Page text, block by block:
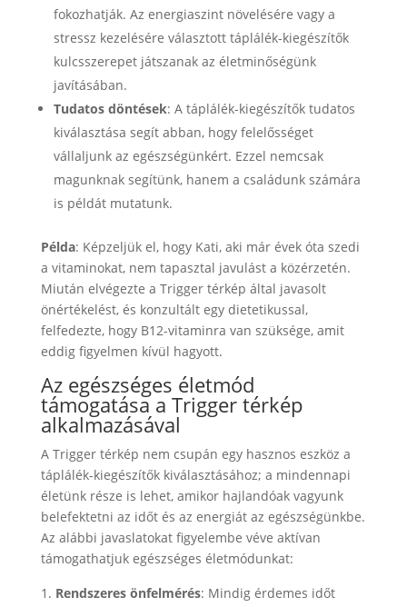
fokozhatják. Az energiaszint növelésére vagy a
stressz kezelésére választott táplálék-kiegészítők
kulcsszerepet játszanak az életminőségünk
javításában.
Tudatos döntések: A táplálék-kiegészítők tudatos
kiválasztása segít abban, hogy felelősséget
vállaljunk az egészségünkért. Ezzel nemcsak
magunknak segítünk, hanem a családunk számára
is példát mutatunk.
Példa: Képzeljük el, hogy Kati, aki már évek óta szedi
a vitaminokat, nem tapasztal javulást a közérzetén.
Miután elvégezte a Trigger térkép által javasolt
önértékelést, és konzultált egy dietetikussal,
felfedezte, hogy B12-vitaminra van szüksége, amit
eddig figyelmen kívül hagyott.
Az egészséges életmód
támogatása a Trigger térkép
alkalmazásával
A Trigger térkép nem csupán egy hasznos eszköz a
táplálék-kiegészítők kiválasztásához; a mindennapi
életünk része is lehet, amikor hajlandóak vagyunk
belefektetni az időt és az energiát az egészségünkbe.
Az alábbi javaslatokat figyelembe véve aktívan
támogathatjuk egészséges életmódunkat:
Rendszeres önfelmérés: Mindig érdemes időt